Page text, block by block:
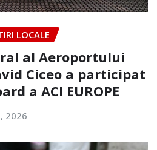
LOCALE
al Aeroportului
Ciceo a participat
a ACI EUROPE
2026